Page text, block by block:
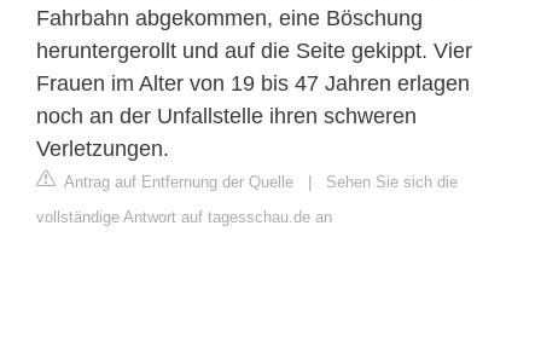
Fahrbahn abgekommen, eine Böschung
heruntergerollt und auf die Seite gekippt. Vier
Frauen im Alter von 19 bis 47 Jahren erlagen
noch an der Unfallstelle ihren schweren
Verletzungen.
Antrag auf Entfernung der Quelle
Sehen Sie sich die
vollständige Antwort auf tagesschau.de an